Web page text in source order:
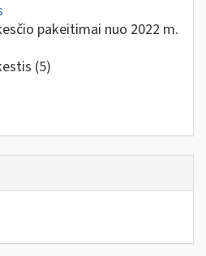
pakeitimai nuo 2022 m.
(5)